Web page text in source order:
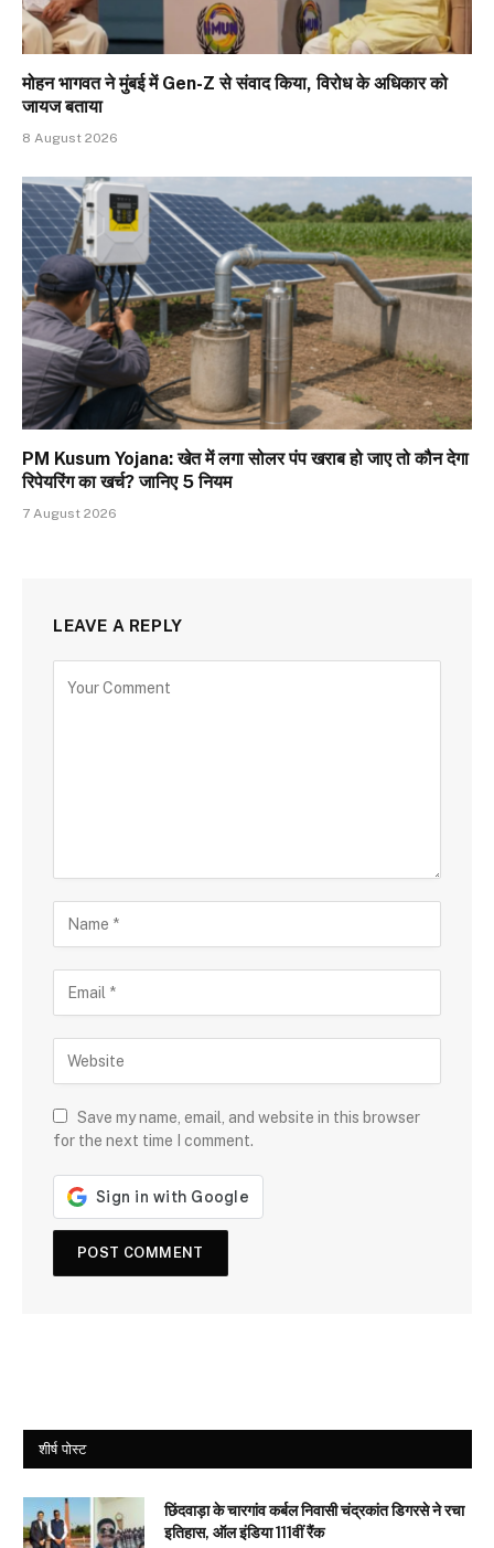
मोहन भागवत ने मुंबई में Gen-Z से संवाद किया, विरोध के अधिकार को
जायज बताया
8 August 2026
PM Kusum Yojana: खेत में लगा सोलर पंप खराब हो जाए तो कौन देगा
रिपेयरिंग का खर्च? जानिए 5 नियम
7 August 2026
LEAVE A REPLY
Save my name, email, and website in this browser
for the next time I comment.
शीर्ष पोस्ट
छिंदवाड़ा के चारगांव कर्बल निवासी चंद्रकांत डिगरसे ने रचा
इतिहास, ऑल इंडिया 111वीं रैंक